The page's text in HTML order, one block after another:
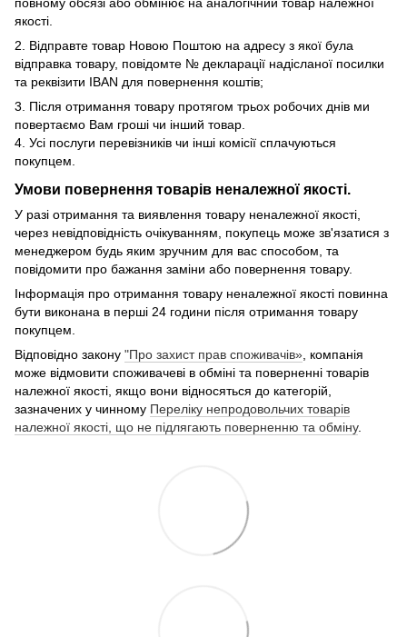
повному обсязі або обмінює на аналогічний товар належної
якості.
2. Відправте товар Новою Поштою на адресу з якої була
відправка товару, повідомте № декларації надісланої посилки
та реквізити IBAN для повернення коштів;
3. Після отримання товару протягом трьох робочих днів ми
повертаємо Вам гроші чи інший товар.
4. Усі послуги перевізників чи інші комісії сплачуються
покупцем.
Умови повернення товарів неналежної якості.
У разі отримання та виявлення товару неналежної якості,
через невідповідність очікуванням, покупець може зв'язатися з
менеджером будь яким зручним для вас способом, та
повідомити про бажання заміни або повернення товару.
Інформація про отримання товару неналежної якості повинна
бути виконана в перші 24 години після отримання товару
покупцем.
Відповідно закону "Про захист прав споживачів», компанія
може відмовити споживачеві в обміні та поверненні товарів
належної якості, якщо вони відносяться до категорій,
зазначених у чинному Переліку непродовольчих товарів
належної якості, що не підлягають поверненню та обміну.